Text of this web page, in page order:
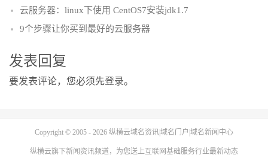
云服务器：linux下使用 CentOS7安装jdk1.7
9个步骤让你买到最好的云服务器
发表回复
要发表评论，您必须先登录。
Copyright © 2005 - 2026 纵横云域名资讯|域名门户|域名新闻中心
纵横云旗下新闻资讯频道，为您送上互联网基础服务行业最新动态